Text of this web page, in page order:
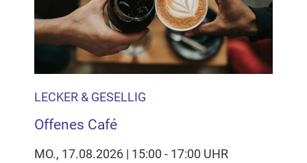
LECKER & GESELLIG
Offenes Café
MO., 17.08.2026 | 15:00 - 17:00 UHR